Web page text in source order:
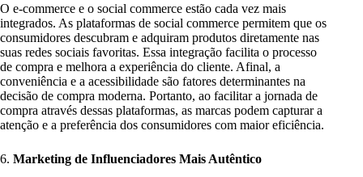
O e-commerce e o social commerce estão cada vez mais
integrados. As plataformas de social commerce permitem que os
consumidores descubram e adquiram produtos diretamente nas
suas redes sociais favoritas. Essa integração facilita o processo
de compra e melhora a experiência do cliente. Afinal, a
conveniência e a acessibilidade são fatores determinantes na
decisão de compra moderna. Portanto, ao facilitar a jornada de
compra através dessas plataformas, as marcas podem capturar a
atenção e a preferência dos consumidores com maior eficiência.
6. Marketing de Influenciadores Mais Autêntico